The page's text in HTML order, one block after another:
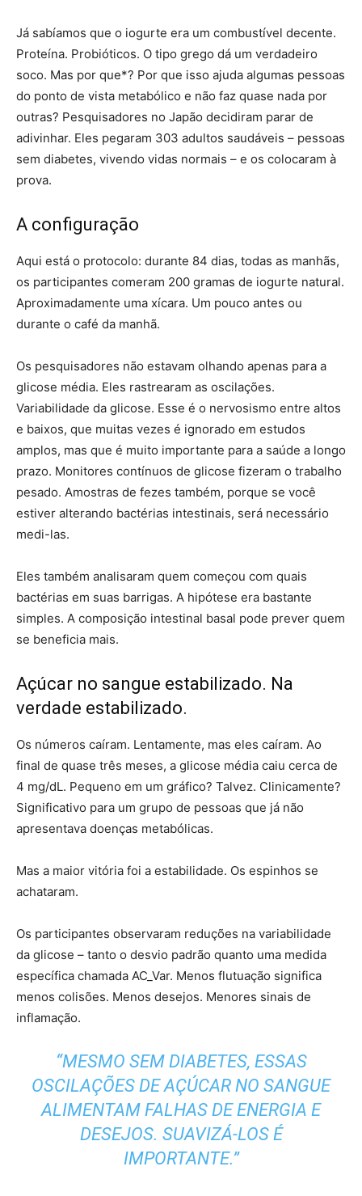
Já sabíamos que o iogurte era um combustível decente.
Proteína. Probióticos. O tipo grego dá um verdadeiro
soco. Mas por que*? Por que isso ajuda algumas pessoas
do ponto de vista metabólico e não faz quase nada por
outras? Pesquisadores no Japão decidiram parar de
adivinhar. Eles pegaram 303 adultos saudáveis ​​– pessoas
sem diabetes, vivendo vidas normais – e os colocaram à
prova.
A configuração
Aqui está o protocolo: durante 84 dias, todas as manhãs,
os participantes comeram 200 gramas de iogurte natural.
Aproximadamente uma xícara. Um pouco antes ou
durante o café da manhã.
Os pesquisadores não estavam olhando apenas para a
glicose média. Eles rastrearam as oscilações.
Variabilidade da glicose. Esse é o nervosismo entre altos
e baixos, que muitas vezes é ignorado em estudos
amplos, mas que é muito importante para a saúde a longo
prazo. Monitores contínuos de glicose fizeram o trabalho
pesado. Amostras de fezes também, porque se você
estiver alterando bactérias intestinais, será necessário
medi-las.
Eles também analisaram quem começou com quais
bactérias em suas barrigas. A hipótese era bastante
simples. A composição intestinal basal pode prever quem
se beneficia mais.
Açúcar no sangue estabilizado. Na
verdade estabilizado.
Os números caíram. Lentamente, mas eles caíram. Ao
final de quase três meses, a glicose média caiu cerca de
4 mg/dL. Pequeno em um gráfico? Talvez. Clinicamente?
Significativo para um grupo de pessoas que já não
apresentava doenças metabólicas.
Mas a maior vitória foi a estabilidade. Os espinhos se
achataram.
Os participantes observaram reduções na variabilidade
da glicose – tanto o desvio padrão quanto uma medida
específica chamada AC_Var. Menos flutuação significa
menos colisões. Menos desejos. Menores sinais de
inflamação.
“MESMO SEM DIABETES, ESSAS
OSCILAÇÕES DE AÇÚCAR NO SANGUE
ALIMENTAM FALHAS DE ENERGIA E
DESEJOS. SUAVIZÁ-LOS É
IMPORTANTE.”